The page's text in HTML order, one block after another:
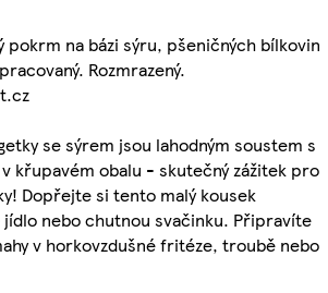
pokrm na bázi sýru, pšeničných bílkovin
Rozmrazený.
se sýrem jsou lahodným soustem s
křupavém obalu - skutečný zážitek pro
Dopřejte si tento malý kousek
nebo chutnou svačinku. Připravíte
v horkovzdušné fritéze, troubě nebo